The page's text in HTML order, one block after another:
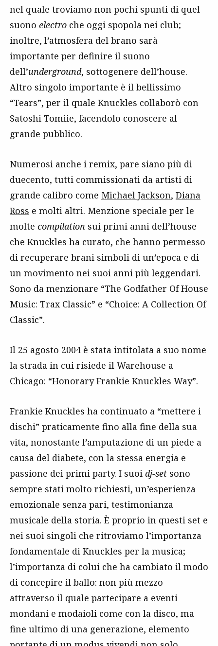
nel quale troviamo non pochi spunti di quel
suono electro che oggi spopola nei club;
inoltre, l’atmosfera del brano sarà
importante per definire il suono
dell’underground, sottogenere dell’house.
Altro singolo importante è il bellissimo
“Tears”, per il quale Knuckles collaborò con
Satoshi Tomiie, facendolo conoscere al
grande pubblico.
Numerosi anche i remix, pare siano più di
duecento, tutti commissionati da artisti di
grande calibro come Michael Jackson, Diana
Ross e molti altri. Menzione speciale per le
molte compilation sui primi anni dell’house
che Knuckles ha curato, che hanno permesso
di recuperare brani simboli di un’epoca e di
un movimento nei suoi anni più leggendari.
Sono da menzionare “The Godfather Of House
Music: Trax Classic” e “Choice: A Collection Of
Classic”.
Il 25 agosto 2004 è stata intitolata a suo nome
la strada in cui risiede il Warehouse a
Chicago: “Honorary Frankie Knuckles Way”.
Frankie Knuckles ha continuato a “mettere i
dischi” praticamente fino alla fine della sua
vita, nonostante l’amputazione di un piede a
causa del diabete, con la stessa energia e
passione dei primi party. I suoi dj-set sono
sempre stati molto richiesti, un’esperienza
emozionale senza pari, testimonianza
musicale della storia. È proprio in questi set e
nei suoi singoli che ritroviamo l’importanza
fondamentale di Knuckles per la musica;
l’importanza di colui che ha cambiato il modo
di concepire il ballo: non più mezzo
attraverso il quale partecipare a eventi
mondani e modaioli come con la disco, ma
fine ultimo di una generazione, elemento